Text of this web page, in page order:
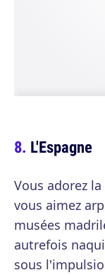
L'Espagne
Vous adorez
vous aimez
musées
autrefois
sous